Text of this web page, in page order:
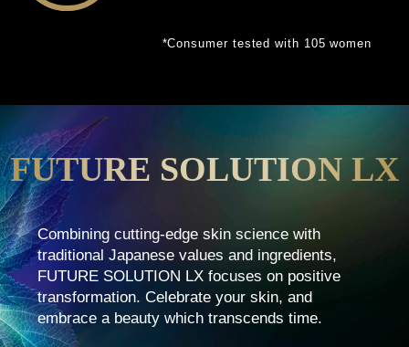
*Consumer tested with 105 women
FUTURE SOLUTION LX
Combining cutting-edge skin science with
traditional Japanese values and ingredients,
FUTURE SOLUTION LX focuses on positive
transformation. Celebrate your skin, and
embrace a beauty which transcends time.